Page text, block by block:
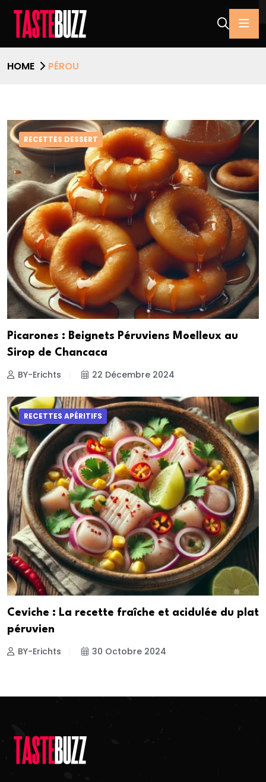
HOME PÉROU
RECETTES DESSERT
Picarones : Beignets Péruviens Moelleux au
Sirop de Chancaca
BY-Erichts 22 Décembre 2024
RECETTES APÉRITIFS
Ceviche : La recette fraîche et acidulée du plat
péruvien
BY-Erichts 30 Octobre 2024